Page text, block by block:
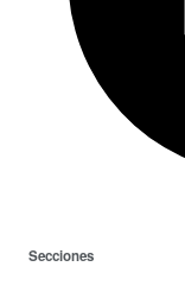
Secciones